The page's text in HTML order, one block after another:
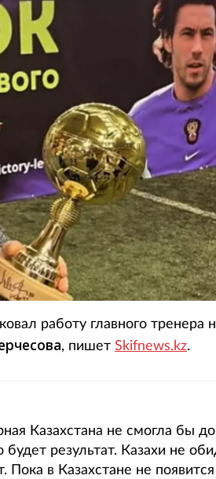
работу главного тренера
, пишет Skifnews.kz.
Казахстана не смогла бы
результат. Казахи не
Пока в Казахстане не